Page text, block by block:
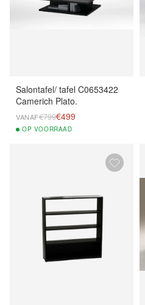
Salontafel/ tafel C0653422
Camerich Plato.
VANAF€799€499
OP VOORRAAD